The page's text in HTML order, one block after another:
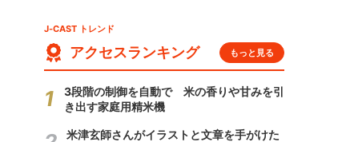
J-CAST トレンド
アクセスランキング もっと見る
3段階の制御を自動で 米の香りや甘みを引
き出す家庭用精米機
米津玄師さんがイラストと文章を手がけた